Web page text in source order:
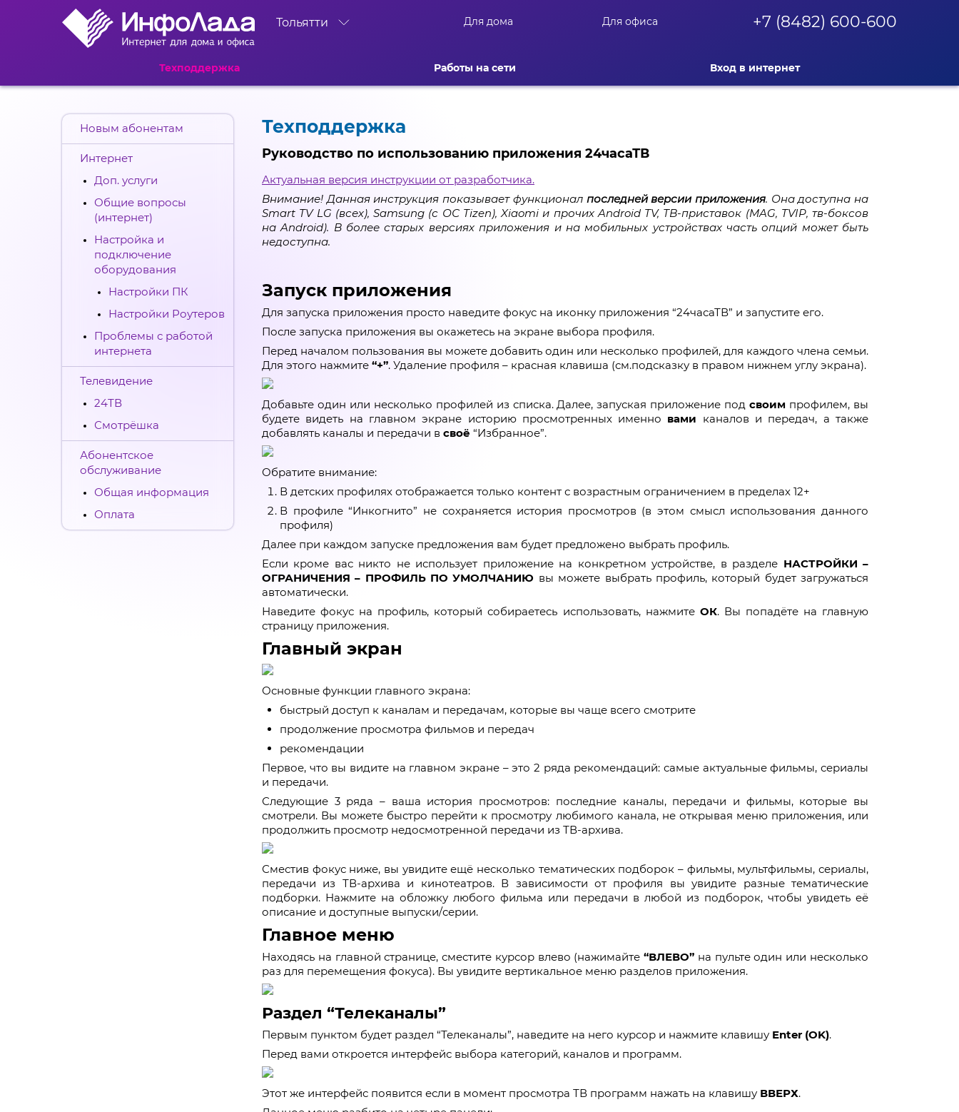
Тольятти Для дома Для офиса +7 (8482) 600-600
Техподдержка Работы на сети Вход в интернет
Новым абонентам
Интернет
Доп. услуги
Общие вопросы
(интернет)
Настройка и
подключение
оборудования
Настройки ПК
Настройки Роутеров
Проблемы с работой
интернета
Телевидение
24ТВ
Смотрёшка
Абонентское
обслуживание
Общая информация
Оплата
Техподдержка
Руководство по использованию приложения 24часаТВ
Актуальная версия инструкции от разработчика.
Внимание! Данная инструкция показывает функционал последней версии приложения. Она доступна на
Smart TV LG (всех), Samsung (с ОС Tizen), Xiaomi и прочих Android TV, ТВ-приставок (MAG, TVIP, тв-боксов
на Android). В более старых версиях приложения и на мобильных устройствах часть опций может быть
недоступна.
Запуск приложения
Для запуска приложения просто наведите фокус на иконку приложения “24часаТВ” и запустите его.
После запуска приложения вы окажетесь на экране выбора профиля.
Перед началом пользования вы можете добавить один или несколько профилей, для каждого члена семьи.
Для этого нажмите “+”. Удаление профиля – красная клавиша (см.подсказку в правом нижнем углу экрана).
Добавьте один или несколько профилей из списка. Далее, запуская приложение под своим профилем, вы
будете видеть на главном экране историю просмотренных именно вами каналов и передач, а также
добавлять каналы и передачи в своё “Избранное”.
Обратите внимание:
В детских профилях отображается только контент с возрастным ограничением в пределах 12+
В профиле “Инкогнито” не сохраняется история просмотров (в этом смысл использования данного
профиля)
Далее при каждом запуске предложения вам будет предложено выбрать профиль.
Если кроме вас никто не использует приложение на конкретном устройстве, в разделе НАСТРОЙКИ –
ОГРАНИЧЕНИЯ – ПРОФИЛЬ ПО УМОЛЧАНИЮ вы можете выбрать профиль, который будет загружаться
автоматически.
Наведите фокус на профиль, который собираетесь использовать, нажмите ОК. Вы попадёте на главную
страницу приложения.
Главный экран
Основные функции главного экрана:
быстрый доступ к каналам и передачам, которые вы чаще всего смотрите
продолжение просмотра фильмов и передач
рекомендации
Первое, что вы видите на главном экране – это 2 ряда рекомендаций: самые актуальные фильмы, сериалы
и передачи.
Следующие 3 ряда – ваша история просмотров: последние каналы, передачи и фильмы, которые вы
смотрели. Вы можете быстро перейти к просмотру любимого канала, не открывая меню приложения, или
продолжить просмотр недосмотренной передачи из ТВ-архива.
Сместив фокус ниже, вы увидите ещё несколько тематических подборок – фильмы, мультфильмы, сериалы,
передачи из ТВ-архива и кинотеатров. В зависимости от профиля вы увидите разные тематические
подборки. Нажмите на обложку любого фильма или передачи в любой из подборок, чтобы увидеть её
описание и доступные выпуски/серии.
Главное меню
Находясь на главной странице, сместите курсор влево (нажимайте “ВЛЕВО” на пульте один или несколько
раз для перемещения фокуса). Вы увидите вертикальное меню разделов приложения.
Раздел “Телеканалы”
Первым пунктом будет раздел “Телеканалы”, наведите на него курсор и нажмите клавишу Enter (OK).
Перед вами откроется интерфейс выбора категорий, каналов и программ.
Этот же интерфейс появится если в момент просмотра ТВ программ нажать на клавишу ВВЕРХ.